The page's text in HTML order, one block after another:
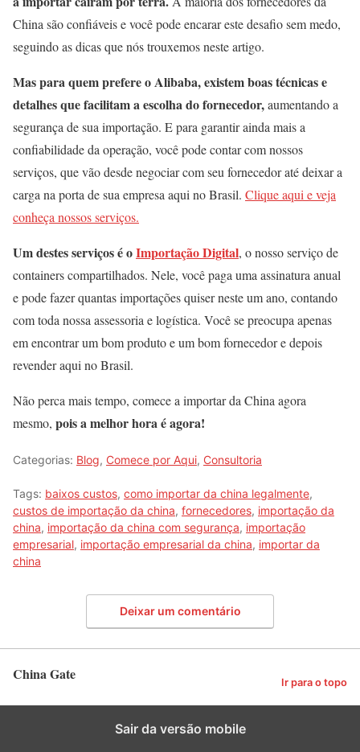
China são confiáveis e você pode encarar este desafio sem medo,
seguindo as dicas que nós trouxemos neste artigo.
Mas para quem prefere o Alibaba, existem boas técnicas e
detalhes que facilitam a escolha do fornecedor,aumentando a
segurança de sua importação. E para garantir ainda mais a
confiabilidade da operação, você pode contar com nossos
serviços, que vão desde negociar com seu fornecedor até deixar a
carga na porta de sua empresa aqui no Brasil. Clique aqui e veja
conheça nossos serviços.
Um destes serviços é oImportação Digital, o nosso serviço de
containers compartilhados. Nele, você paga uma assinatura anual
e pode fazer quantas importações quiser neste um ano, contando
com toda nossa assessoria e logística. Você se preocupa apenas
em encontrar um bom produto e um bom fornecedor e depois
revender aqui no Brasil.
Não perca mais tempo, comece a importar da China agora
mesmo, pois a melhor hora é agora!
Categorias: Blog, Comece por Aqui, Consultoria
Tags: baixos custos, como importar da china legalmente,
custos de importação da china, fornecedores, importação da
china, importação da china com segurança, importação
empresarial, importação empresarial da china, importar da
china
Deixar um comentário
China Gate Ir para o topo
Sair da versão mobile